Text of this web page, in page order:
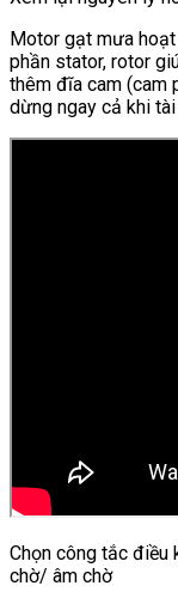
Motor gạt mưa
phần stator, rotor
thêm đĩa cam (cam
dừng ngay cả khi
Chọn công tắc điều
chờ/ âm chờ